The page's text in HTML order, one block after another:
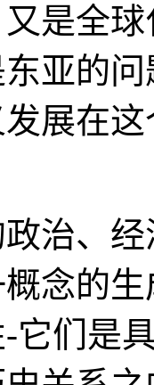
是全
亚的
展在
治、
念的
它们是